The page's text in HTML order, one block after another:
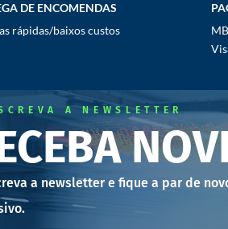
DE ENCOMENDAS
rápidas/baixos custos
A NEWSLETTER
a newsletter e fique a par de